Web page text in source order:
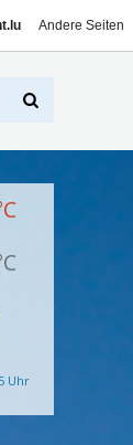
Andere Seiten
Uhr